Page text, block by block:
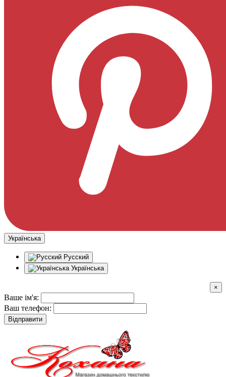
Українська
Русский
Українська
×
Ваше ім'я:
Ваш телефон:
Відправити